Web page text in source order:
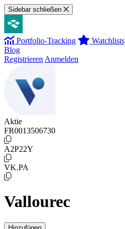
Sidebar schließen
Portfolio-Tracking Watchlists
Blog
Registrieren Anmelden
Aktie
FR0013506730
A2P22Y
VK.PA
Vallourec